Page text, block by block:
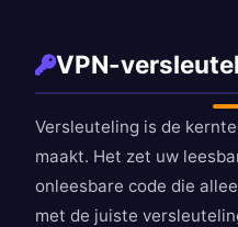
VPN-
Versleuteling is de
maakt. Het zet uw
onleesbare code die
met de juiste